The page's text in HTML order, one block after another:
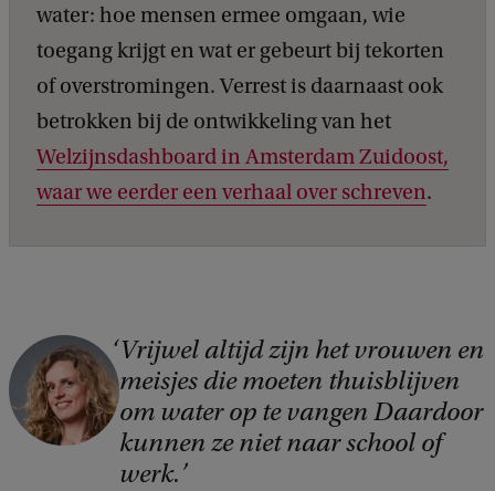
water: hoe mensen ermee omgaan, wie
toegang krijgt en wat er gebeurt bij tekorten
of overstromingen. Verrest is daarnaast ook
betrokken bij de ontwikkeling van het
Welzijnsdashboard in Amsterdam Zuidoost,
waar we eerder een verhaal over schreven.
C
o
p
Vrijwel altijd zijn het vrouwen en
meisjes die moeten thuisblijven
om water op te vangen Daardoor
kunnen ze niet naar school of
werk.